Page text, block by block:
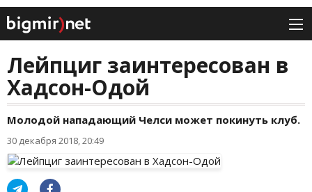
Лейпциг заинтересован в
Хадсон-Одой
Молодой нападающий Челси может покинуть клуб.
30 декабря 2018, 20:49